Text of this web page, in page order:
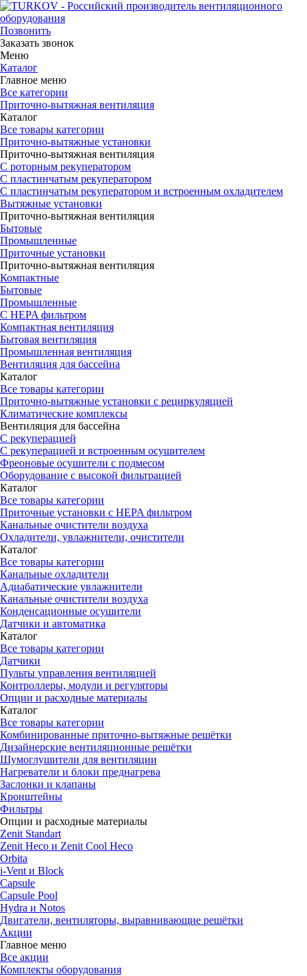
Позвонить
Заказать звонок
Меню
Каталог
Главное меню
Все категории
Приточно-вытяжная вентиляция
Каталог
Все товары категории
Приточно-вытяжные установки
Приточно-вытяжная вентиляция
С роторным рекуператором
С пластинчатым рекуператором
С пластинчатым рекуператором и встроенным охладителем
Вытяжные установки
Приточно-вытяжная вентиляция
Бытовые
Промышленные
Приточные установки
Приточно-вытяжная вентиляция
Компактные
Бытовые
Промышленные
С HEPA фильтром
Компактная вентиляция
Бытовая вентиляция
Промышленная вентиляция
Вентиляция для бассейна
Каталог
Все товары категории
Приточно-вытяжные установки с рециркуляцией
Климатические комплексы
Вентиляция для бассейна
С рекуперацией
С рекуперацией и встроенным осушителем
Фреоновые осушители с подмесом
Оборудование с высокой фильтрацией
Каталог
Все товары категории
Приточные установки c HEPA фильтром
Канальные очистители воздуха
Охладители, увлажнители, очистители
Каталог
Все товары категории
Канальные охладители
Адиабатические увлажнители
Канальные очистители воздуха
Конденсационные осушители
Датчики и автоматика
Каталог
Все товары категории
Датчики
Пульты управления вентиляцией
Контроллеры, модули и регуляторы
Опции и расходные материалы
Каталог
Все товары категории
Комбинированные приточно-вытяжные решётки
Дизайнерские вентиляционные решётки
Шумоглушители для вентиляции
Нагреватели и блоки преднагрева
Заслонки и клапаны
Кронштейны
Фильтры
Опции и расходные материалы
Zenit Standart
Zenit Heco и Zenit Cool Heco
Orbita
i-Vent и Block
Capsule
Capsule Pool
Hydra и Notos
Двигатели, вентиляторы, выравнивающие решётки
Акции
Главное меню
Все акции
Комплекты оборудования